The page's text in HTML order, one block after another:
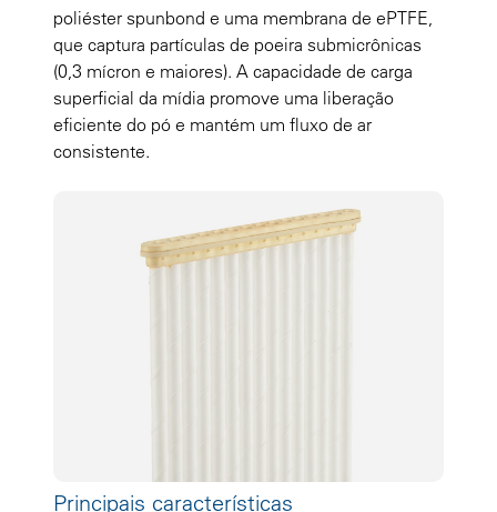
poliéster spunbond e uma membrana de ePTFE,
que captura partículas de poeira submicrônicas
(0,3 mícron e maiores). A capacidade de carga
superficial da mídia promove uma liberação
eficiente do pó e mantém um fluxo de ar
consistente.
Principais características